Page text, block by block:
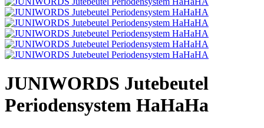
JUNIWORDS Jutebeutel
Periodensystem HaHaHa